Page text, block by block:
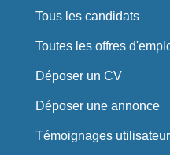
Tous les candidats
Toutes les offres
Déposer un CV
Déposer une annonce
Témoignages